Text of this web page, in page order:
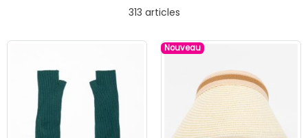
313 articles
Nouveau